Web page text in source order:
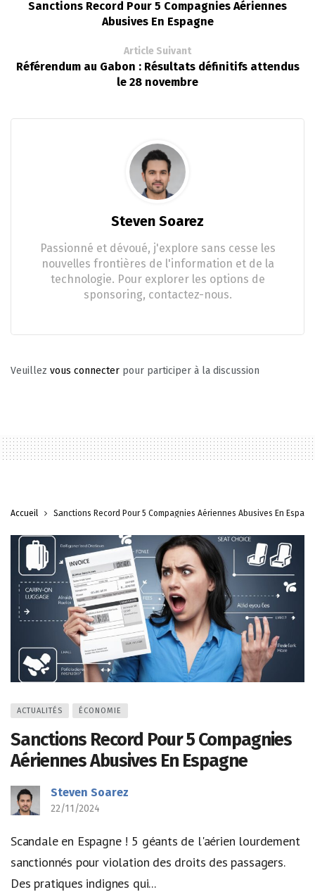
Sanctions Record Pour 5 Compagnies Aériennes
Abusives En Espagne
Article Suivant
Référendum au Gabon : Résultats définitifs attendus
le 28 novembre
Steven Soarez
Passionné et dévoué, j'explore sans cesse les
nouvelles frontières de l'information et de la
technologie. Pour explorer les options de
sponsoring, contactez-nous.
Veuillez vous connecter pour participer à la discussion
Accueil Sanctions Record Pour 5 Compagnies Aériennes Abusives En
ACTUALITÉS ÉCONOMIE
Sanctions Record Pour 5 Compagnies
Aériennes Abusives En Espagne
Steven Soarez
22/11/2024
Scandale en Espagne ! 5 géants de l'aérien lourdement
sanctionnés pour violation des droits des passagers.
Des pratiques indignes qui...